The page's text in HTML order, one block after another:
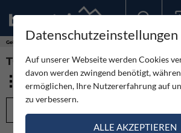
Gebirge
TOUREN - PFÄLZERWALD ()
Datenschutzeinstellungen
Auf unserer Webseite werden Cookies
davon werden zwingend benötigt,
ermöglichen, Ihre Nutzererfahrung auf
zu verbessern.
ALLE AKZEPTIEREN